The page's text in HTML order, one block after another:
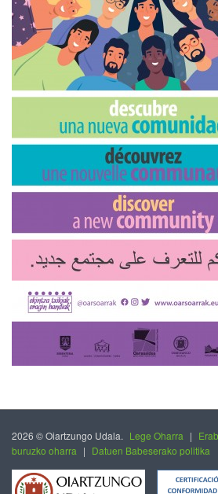
2026 © Oiartzungo Udala. Lege Oharra |
buruzko oharra | Datuen Babeserako politika